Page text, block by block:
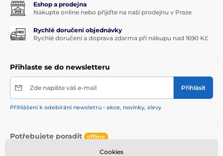
Eshop a prodejna
Nakupte online nebo přijďte na naši prodejnu v Praze
Rychlé doručení objednávky
Rychlé doručení a doprava zdarma při nákupu nad 1690 Kč
Přihlaste se do newsletteru
Zde napište váš e-mail Přihlásit
Přihlášení k odebírání newsletru - akce, novinky, slevy
Potřebujete poradit offline
Zákaznický servis je k dispozici
Cookies